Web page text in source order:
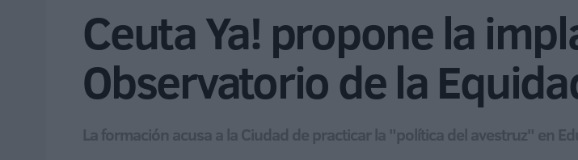
Ceuta Ya! propone la
Observatorio de la
La formación acusa a la Ciudad de practicar la "política del avestruz" en